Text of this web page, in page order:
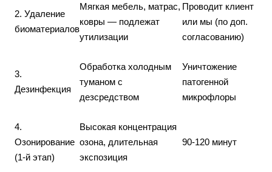
2. Удаление
биоматериалов
Мягкая мебель, матрас,
ковры — подлежат
утилизации
Проводит клиент
или мы (по доп.
согласованию)
3.
Дезинфекция
Обработка холодным
туманом с
дезсредством
Уничтожение
патогенной
микрофлоры
4.
Озонирование
(1-й этап)
Высокая концентрация
озона, длительная
экспозиция
90-120 минут